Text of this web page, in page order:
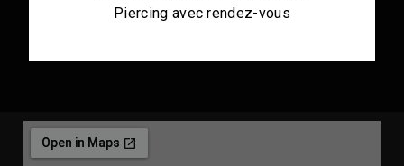
Piercing avec rendez-vous